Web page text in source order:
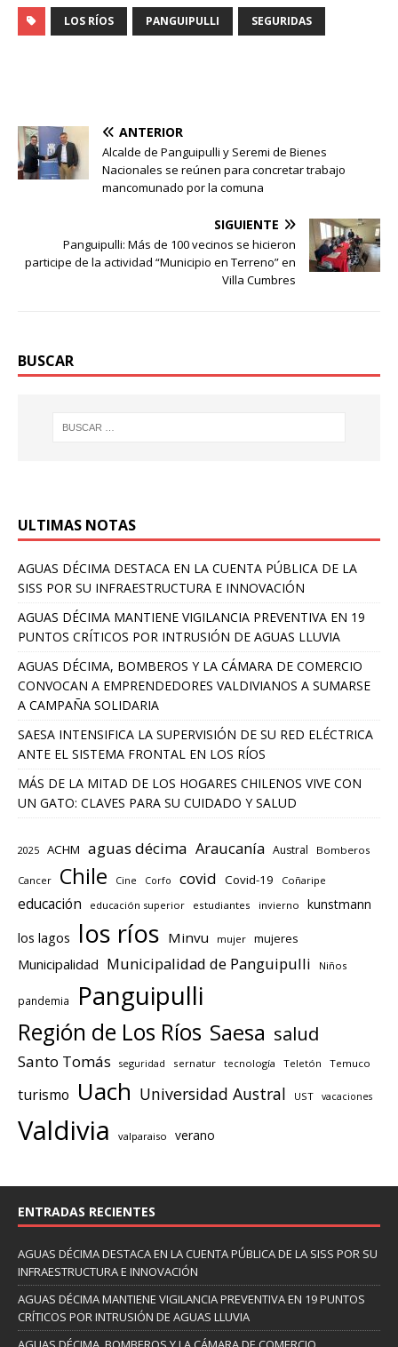
LOS RÍOS PANGUIPULLI SEGURIDAS
ANTERIOR
Alcalde de Panguipulli y Seremi de Bienes
Nacionales se reúnen para concretar trabajo
mancomunado por la comuna
SIGUIENTE
Panguipulli: Más de 100 vecinos se hicieron
participe de la actividad “Municipio en Terreno” en
Villa Cumbres
BUSCAR
ULTIMAS NOTAS
AGUAS DÉCIMA DESTACA EN LA CUENTA PÚBLICA DE LA
SISS POR SU INFRAESTRUCTURA E INNOVACIÓN
AGUAS DÉCIMA MANTIENE VIGILANCIA PREVENTIVA EN 19
PUNTOS CRÍTICOS POR INTRUSIÓN DE AGUAS LLUVIA
AGUAS DÉCIMA, BOMBEROS Y LA CÁMARA DE COMERCIO
CONVOCAN A EMPRENDEDORES VALDIVIANOS A SUMARSE
A CAMPAÑA SOLIDARIA
SAESA INTENSIFICA LA SUPERVISIÓN DE SU RED ELÉCTRICA
ANTE EL SISTEMA FRONTAL EN LOS RÍOS
MÁS DE LA MITAD DE LOS HOGARES CHILENOS VIVE CON
UN GATO: CLAVES PARA SU CUIDADO Y SALUD
2025 ACHM aguas décima Araucanía Austral Bomberos
Cancer Chile Cine Corfo covid Covid-19 Coñaripe
educación educación superior estudiantes invierno kunstmann
los lagos los ríos Minvu mujer mujeres
Municipalidad Municipalidad de Panguipulli Niños
pandemia Panguipulli
Región de Los Ríos Saesa salud
Santo Tomás seguridad sernatur tecnología Teletón Temuco
turismo Uach Universidad Austral UST vacaciones
Valdivia valparaiso verano
ENTRADAS RECIENTES
AGUAS DÉCIMA DESTACA EN LA CUENTA PÚBLICA DE LA SISS POR SU
INFRAESTRUCTURA E INNOVACIÓN
AGUAS DÉCIMA MANTIENE VIGILANCIA PREVENTIVA EN 19 PUNTOS
CRÍTICOS POR INTRUSIÓN DE AGUAS LLUVIA